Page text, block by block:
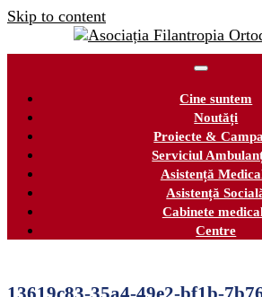
Skip to content
Cine suntem
Noutăți
Proiecte &
Serviciul
Asistență
Asistență
Cabinete
Centre